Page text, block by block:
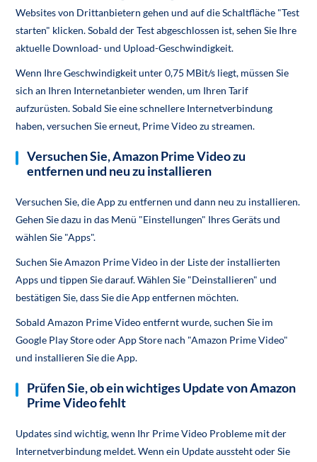
Websites von Drittanbietern gehen und auf die Schaltfläche "Test
starten" klicken. Sobald der Test abgeschlossen ist, sehen Sie Ihre
aktuelle Download- und Upload-Geschwindigkeit.
Wenn Ihre Geschwindigkeit unter 0,75 MBit/s liegt, müssen Sie
sich an Ihren Internetanbieter wenden, um Ihren Tarif
aufzurüsten. Sobald Sie eine schnellere Internetverbindung
haben, versuchen Sie erneut, Prime Video zu streamen.
Versuchen Sie, Amazon Prime Video zu
entfernen und neu zu installieren
Versuchen Sie, die App zu entfernen und dann neu zu installieren.
Gehen Sie dazu in das Menü "Einstellungen" Ihres Geräts und
wählen Sie "Apps".
Suchen Sie Amazon Prime Video in der Liste der installierten
Apps und tippen Sie darauf. Wählen Sie "Deinstallieren" und
bestätigen Sie, dass Sie die App entfernen möchten.
Sobald Amazon Prime Video entfernt wurde, suchen Sie im
Google Play Store oder App Store nach "Amazon Prime Video"
und installieren Sie die App.
Prüfen Sie, ob ein wichtiges Update von Amazon
Prime Video fehlt
Updates sind wichtig, wenn Ihr Prime Video Probleme mit der
Internetverbindung meldet. Wenn ein Update aussteht oder Sie